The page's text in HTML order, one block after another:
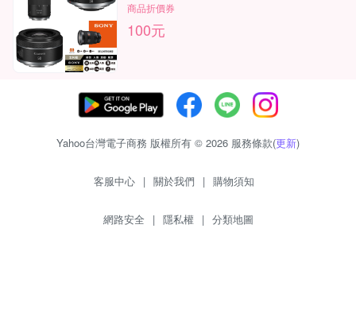
商品折價券
100元
Yahoo台灣電子商務 版權所有 © 2026 服務條款(更新)
客服中心 | 關於我們 | 購物須知
網路安全 | 隱私權 | 分類地圖